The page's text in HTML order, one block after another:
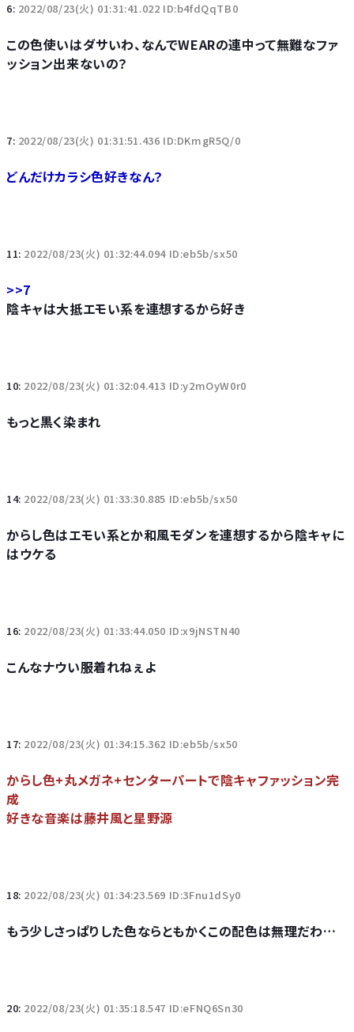
6: 2022/08/23(火) 01:31:41.022 ID:b4fdQqTB0
この色使いはダサいわ、なんでWEARの連中って無難なファ
ッション出来ないの？
7: 2022/08/23(火) 01:31:51.436 ID:DKmgR5Q/0
どんだけカラシ色好きなん？
11: 2022/08/23(火) 01:32:44.094 ID:eb5b/sx50
>>7
陰キャは大抵エモい系を連想するから好き
10: 2022/08/23(火) 01:32:04.413 ID:y2mOyW0r0
もっと黒く染まれ
14: 2022/08/23(火) 01:33:30.885 ID:eb5b/sx50
からし色はエモい系とか和風モダンを連想するから陰キャに
はウケる
16: 2022/08/23(火) 01:33:44.050 ID:x9jNSTN40
こんなナウい服着れねぇよ
17: 2022/08/23(火) 01:34:15.362 ID:eb5b/sx50
からし色+丸メガネ+センターパートで陰キャファッション完
成
好きな音楽は藤井風と星野源
18: 2022/08/23(火) 01:34:23.569 ID:3Fnu1dSy0
もう少しさっぱりした色ならともかくこの配色は無理だわ…
20: 2022/08/23(火) 01:35:18.547 ID:eFNQ6Sn30